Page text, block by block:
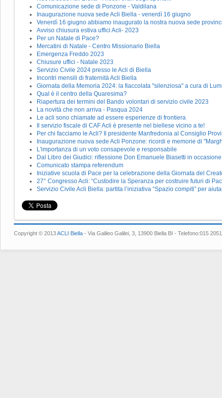
Comunicazione sede di Ponzone - Valdilana
Inaugurazione nuova sede Acli Biella - venerdì 16 giugno
Venerdì 16 giugno abbiamo inaugurato la nostra nuova sede
Avviso chiusura estiva uffici Acli- 2023
Per un Natale di Pace?
Mercatini di Natale - Centro Missionario Biella
Emergenza Freddo 2023
Chiusure uffici - Natale 2023
Servizio Civile 2024 presso le Acli di Biella
Incontri mensili di fraternità Acli Biella
Giornata della Memoria 2024: la fiaccolata "silenziosa" a cura di
Qual è il centro della Quaresima?
Riapertura dei termini del Bando volontari di servizio civile 2023
La novità che non arriva - Pasqua 2024
Le acli sono chiamate ad essere esperienze di frontiera
Il servizio fiscale di CAF Acli è presente nel biellese vicino a te!
Per chi facciamo le Acli? Il presidente Manfredonia al Consiglio
Inaugurazione nuova sede Acli Ponzone: ricordi e memorie di
L'importanza di un voto consapevole e responsabile
Dal Libro dei Giudici: riflessione Don Emanuele Biasetti in
Comunicato stampa referendum
Iniziative scuola di Pace per la celebrazione della Giornata del
27° Congresso Acli: “Custodire la Speranza per costruire futuri di
Servizio Civile Acli Biella: partita l’iniziativa “Spazio compiti” per
Copyright © 2013ACLI Biella - Via Galileo Galilei, 3, 13900 Biella BI - Telefono:015